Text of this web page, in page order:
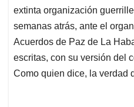
extinta organización
semanas atrás, ante el
Acuerdos de Paz de La
escritas, con su versión del
Como quien dice, la verdad